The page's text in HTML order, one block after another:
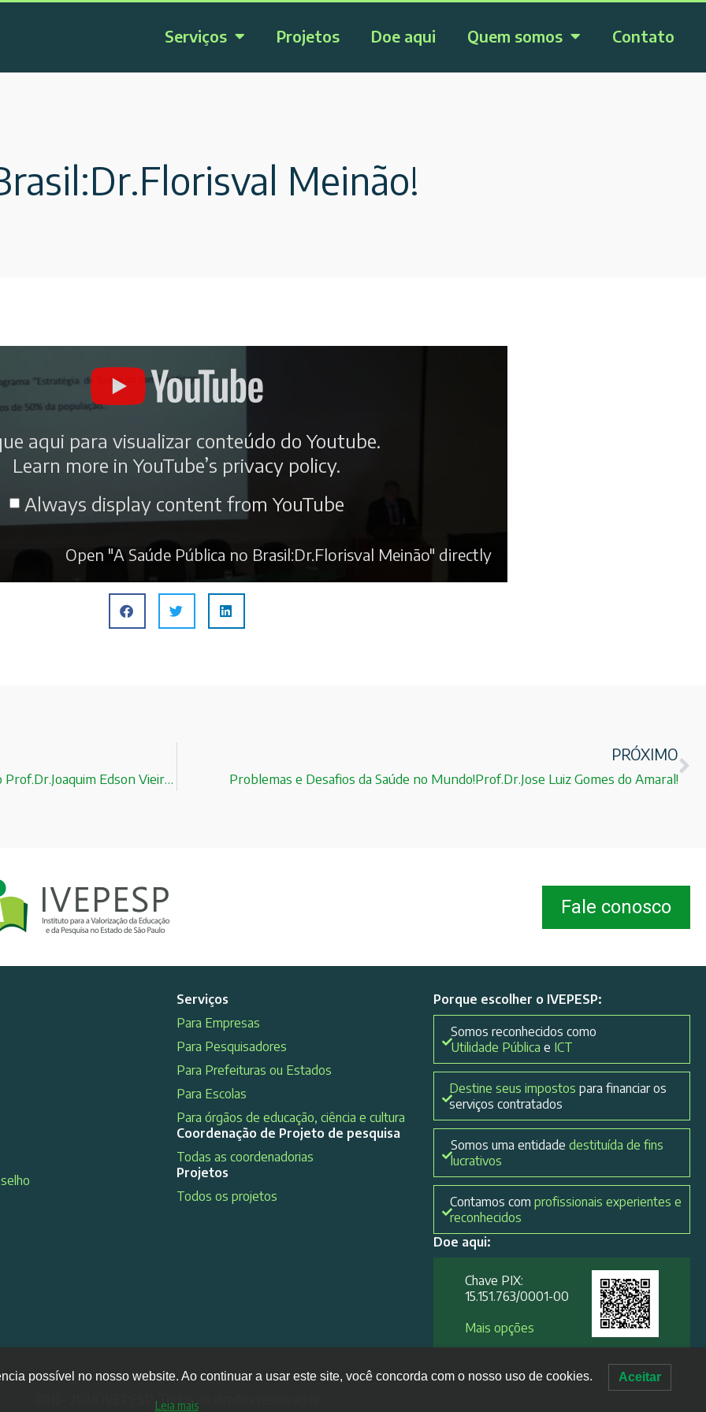
Serviços Projetos Doe aqui Quem somos Contato
Meinão!
aqui para visualizar conteúdo do Youtube.
Learn more inYouTube’s privacy policy.
Always display content from YouTube
Open "A Saúde Pública no Brasil:Dr.Florisval Meinão" directly
Palestra A Formação do Médico no Brasil ministrada pelo Prof.Dr.Joaquim Edson Vieira da Faculdade de Medicina da USP!
PRÓXIMO
Problemas e Desafios da Saúde no Mundo!Prof.Dr.Jose Luiz Gomes do Amaral!
Fale conosco
Serviços
Para Empresas
Para Pesquisadores
Para Prefeituras ou Estados
Para Escolas
Para órgãos de educação, ciência e cultura
Coordenação de Projeto de pesquisa
Todas as coordenadorias
Projetos
Todos os projetos
Porque escolher o IVEPESP:
Somos reconhecidos como
Utilidade Pública e ICT
Destine seus impostos para financiar os
serviços contratados
Somos uma entidadedestituída de fins
lucrativos
Contamos com profissionais experientes e
reconhecidos
Doe aqui:
Chave PIX:
15.151.763/0001-00​
Mais opções
2012- 2026 IVEPESP. Todos os direitos reservados
possível no nosso website. Ao continuar a usar este site, você concorda com o nosso uso de cookies. Aceitar
Leia mais